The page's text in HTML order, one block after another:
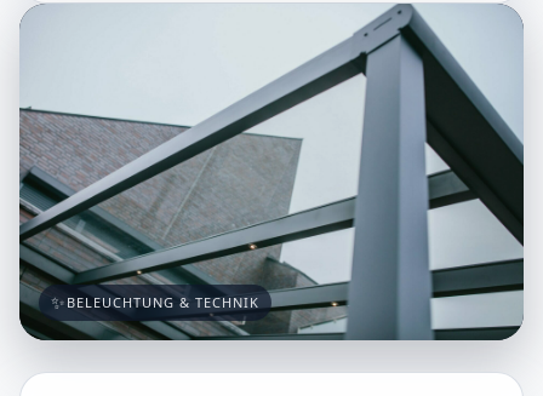
✨ BELEUCHTUNG & TECHNIK